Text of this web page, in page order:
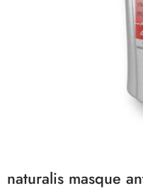
naturalis masque